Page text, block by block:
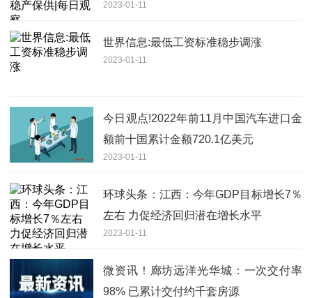
2023-01-11
世界信息:最低工资标准稳步调涨
2023-01-11
今日观点!2022年前11月中国汽车进口金
额前十国累计金额720.1亿美元
2023-01-11
环球头条：江西：今年GDP目标增长7％
左右 力促经济回归潜在增长水平
2023-01-11
微资讯！廊坊远洋光华城：一次交付率
98% 已累计交付约千套房源